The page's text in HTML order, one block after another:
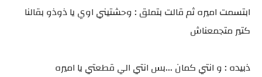
ابتسمت اميره ثم قالت بتملق : وحشتيني اوي يا ذوذو بقالنا
كتير متجمعناش
ذبيده : و انتي كمان ...بس انتي الي قطعتي يا اميره